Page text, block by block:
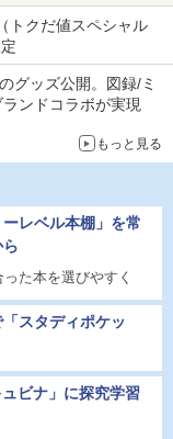
トクだ値スペシャル
グッズ公開。図録/ミ
ンドコラボが実現
もっと見る
レベル本棚」を常
た本を選びやすく
スタディポケッ
ビナ」に探究学習